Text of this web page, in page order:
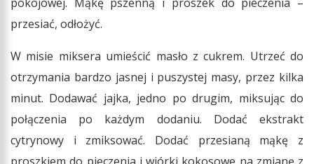
przesiać, odłożyć.
W misie miksera umieścić masło z cukrem. Utrzeć do
otrzymania bardzo jasnej i puszystej masy, przez kilka
minut. Dodawać jajka, jedno po drugim, miksując do
połączenia po każdym dodaniu. Dodać ekstrakt
cytrynowy i zmiksować. Dodać przesianą mąkę z